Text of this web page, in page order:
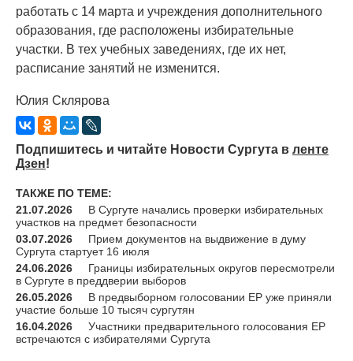
работать с 14 марта и учреждения дополнительного
образования, где расположены избирательные
участки. В тех учебных заведениях, где их нет,
расписание занятий не изменится.
Юлия Склярова
Подпишитесь и читайте Новости Сургута в ленте
Дзен!
ТАКЖЕ ПО ТЕМЕ:
21.07.2026
В Сургуте начались проверки избирательных
участков на предмет безопасности
03.07.2026
Прием документов на выдвижение в думу
Сургута стартует 16 июля
24.06.2026
Границы избирательных округов пересмотрели
в Сургуте в преддверии выборов
26.05.2026
В предвыборном голосовании ЕР уже приняли
участие больше 10 тысяч сургутян
16.04.2026
Участники предварительного голосования ЕР
встречаются с избирателями Сургута